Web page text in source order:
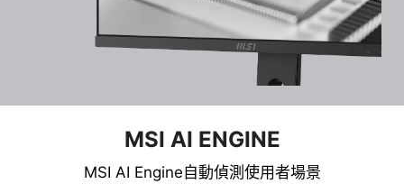
MSI AI ENGINE
MSI AI Engine自動偵測使用者場景